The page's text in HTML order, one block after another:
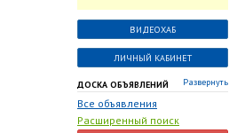
продукции конечному
потребителю?
ВИДЕОХАБ
ЛИЧНЫЙ КАБИНЕТ
ДОСКА ОБЪЯВЛЕНИЙ Развернуть
Все объявления
Расширенный поиск